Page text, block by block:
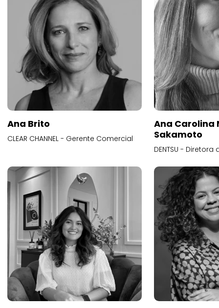
Ana Brito
CLEAR CHANNEL - Gerente Comercial
Ana Carolina
Sakamoto
DENTSU -